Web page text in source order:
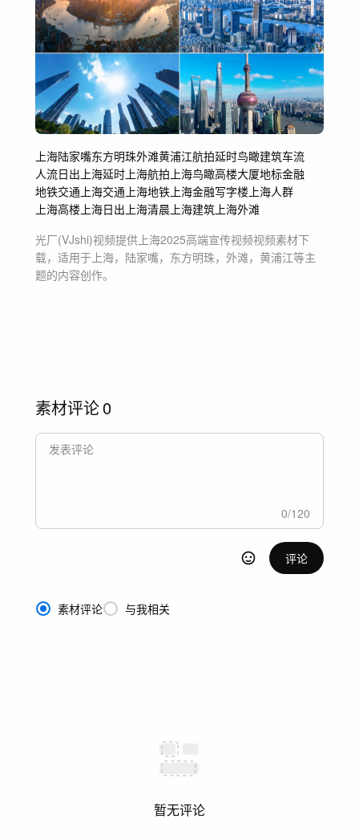
上海陆家嘴东方明珠外滩黄浦江航拍延时鸟瞰建筑车流
人流日出 上海延时 上海航拍 上海鸟瞰高楼大厦地标金融
地铁交通 上海交通 上海地铁 上海金融写字楼 上海人群
上海高楼 上海日出 上海清晨 上海建筑 上海外滩
光厂(VJshi)视频提供 上海2025高端宣传视频视频素材下
载，适用于 上海，陆家嘴，东方明珠，外滩，黄浦江等主
题的内容创作。
素材评论0
0/120
评论
素材评论 与我相关
暂无评论